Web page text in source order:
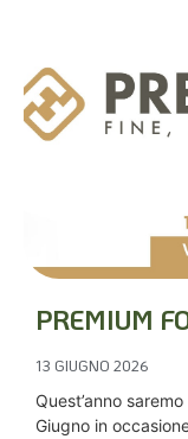
PREMIUM
13 GIUGNO 2026
Quest’anno
Giugno in